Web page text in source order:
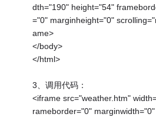
dth="190" height="54"
="0" marginheight="0"
ame>
</body>
</html>
3、调用代码：
<iframe src="weather.htm"
rameborder="0"